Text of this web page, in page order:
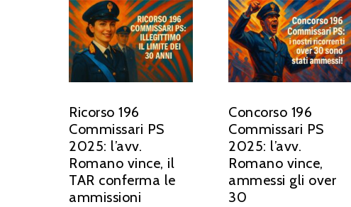
Ricorso 196
Commissari PS
2025: l’avv.
Romano vince, il
TAR conferma le
ammissioni
Concorso 196
Commissari PS
2025: l’avv.
Romano vince,
ammessi gli over
30